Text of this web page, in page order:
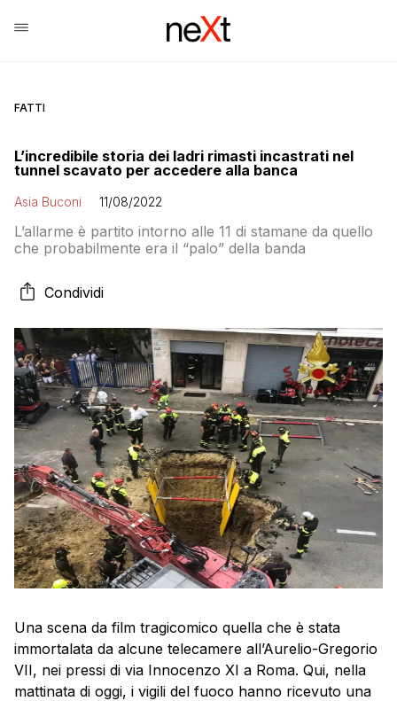
FATTI
L’incredibile storia dei ladri rimasti incastrati nel
tunnel scavato per accedere alla banca
Asia Buconi 11/08/2022
L’allarme è partito intorno alle 11 di stamane da quello
che probabilmente era il “palo” della banda
Condividi
Una scena da film tragicomico quella che è stata
immortalata da alcune telecamere all’Aurelio-Gregorio
VII, nei pressi di via Innocenzo XI a Roma. Qui, nella
mattinata di oggi, i vigili del fuoco hanno ricevuto una